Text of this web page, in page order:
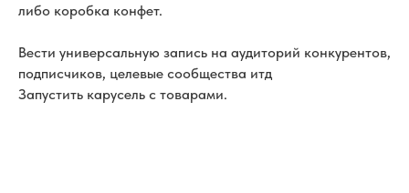
либо коробка конфет.
Вести универсальную запись на аудиторий конкурентов,
подписчиков, целевые сообщества итд
Запустить карусель с товарами.